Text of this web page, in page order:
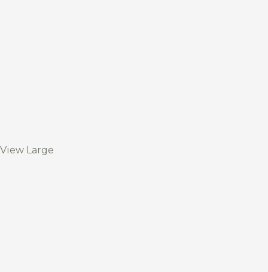
View Large